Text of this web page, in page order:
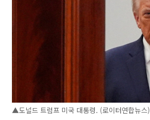
▲도널드 트럼프 미국 대통령. (로이터연합뉴스)